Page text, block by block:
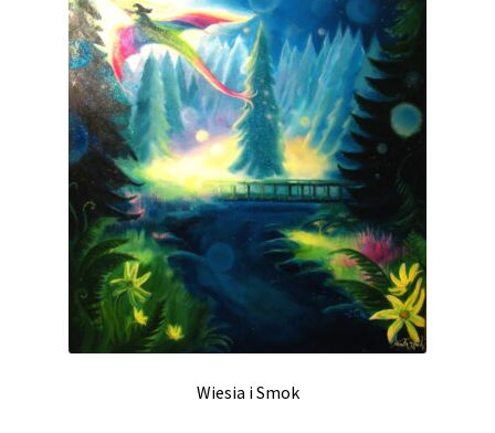
Wiesia i Smok